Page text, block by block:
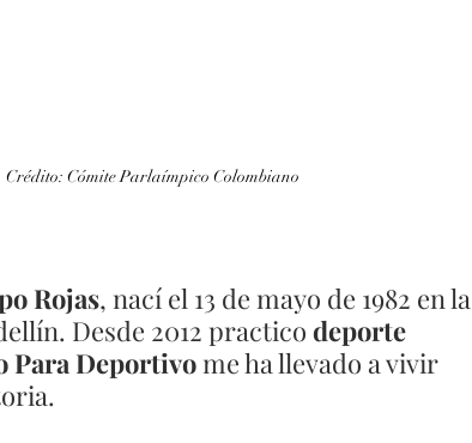
Crédito: Cómite Parlaímpico Colombiano
Rojas, nací el 13 de mayo de 1982 en la
Desde 2012 practico deporte
Para Deportivo me ha llevado a vivir